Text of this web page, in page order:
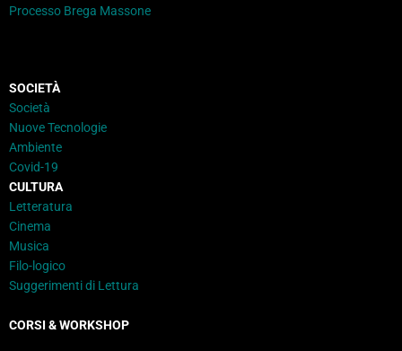
Processo Brega Massone
SOCIETÀ
Società
Nuove Tecnologie
Ambiente
Covid-19
CULTURA
Letteratura
Cinema
Musica
Filo-logico
Suggerimenti di Lettura
CORSI & WORKSHOP